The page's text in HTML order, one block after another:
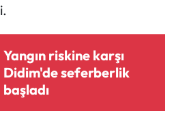
Yangın riskine karşı
Didim'de seferberlik
başladı